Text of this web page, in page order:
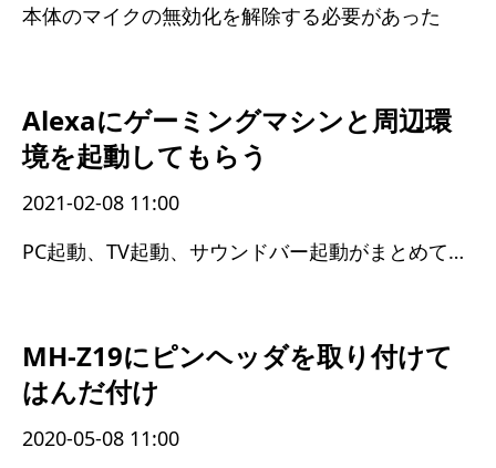
本体のマイクの無効化を解除する必要があった
Alexaにゲーミングマシンと周辺環
境を起動してもらう
2021-02-08 11:00
PC起動、TV起動、サウンドバー起動がまとめてできるようになった
MH-Z19にピンヘッダを取り付けて
はんだ付け
2020-05-08 11:00